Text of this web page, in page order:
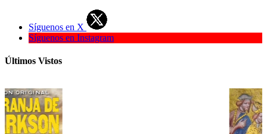
Síguenos en X
Síguenos en Instagram
Últimos Vistos